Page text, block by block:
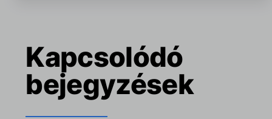
Kapcsolódó
bejegyzések